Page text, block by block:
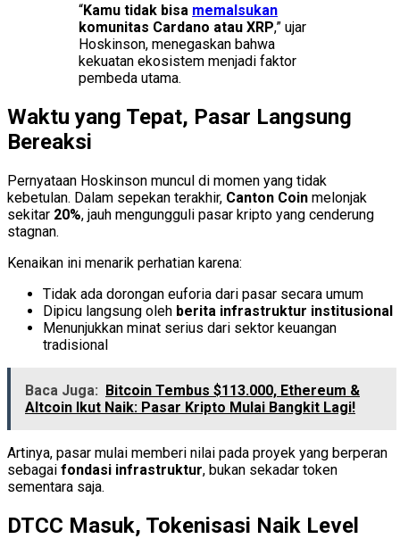
“Kamu tidak bisa memalsukan
komunitas Cardano atau XRP,” ujar
Hoskinson, menegaskan bahwa
kekuatan ekosistem menjadi faktor
pembeda utama.
Waktu yang Tepat, Pasar Langsung
Bereaksi
Pernyataan Hoskinson muncul di momen yang tidak
kebetulan. Dalam sepekan terakhir, Canton Coin melonjak
sekitar 20%, jauh mengungguli pasar kripto yang cenderung
stagnan.
Kenaikan ini menarik perhatian karena:
Tidak ada dorongan euforia dari pasar secara umum
Dipicu langsung oleh berita infrastruktur institusional
Menunjukkan minat serius dari sektor keuangan
tradisional
Baca Juga: Bitcoin Tembus $113.000, Ethereum &
Altcoin Ikut Naik: Pasar Kripto Mulai Bangkit Lagi!
Artinya, pasar mulai memberi nilai pada proyek yang berperan
sebagai fondasi infrastruktur, bukan sekadar token
sementara saja.
DTCC Masuk, Tokenisasi Naik Level